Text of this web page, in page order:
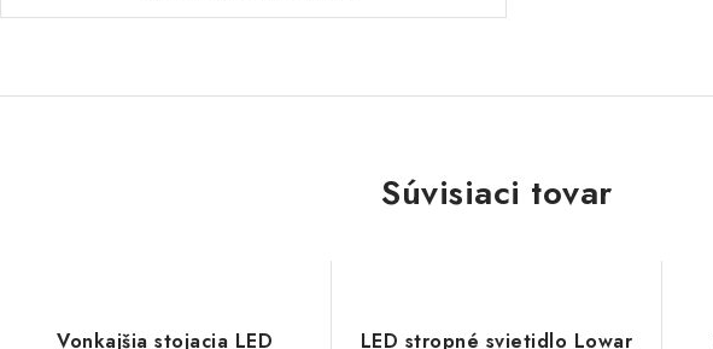
Súvisiaci tovar
Vonkajšia stojacia LED LED stropné svietidlo Lowar